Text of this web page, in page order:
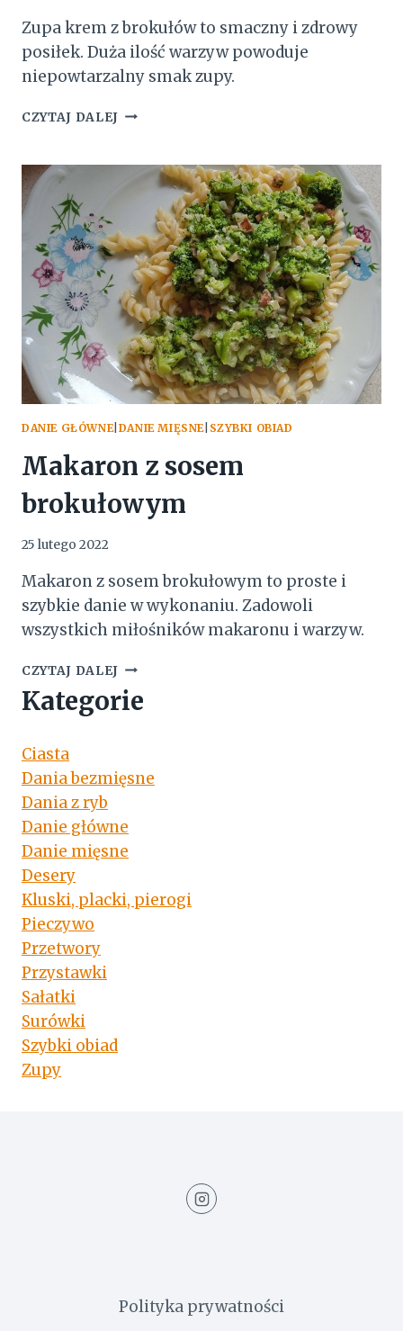
Zupa krem z brokułów to smaczny i zdrowy
posiłek. Duża ilość warzyw powoduje
niepowtarzalny smak zupy.
CZYTAJ DALEJ ZUPA
BOCZKIEM
WĘDZONYM
DANIE GŁÓWNE| DANIE MIĘSNE| SZYBKI OBIAD
Makaron z sosem
brokułowym
25 lutego 2022
Makaron z sosem brokułowym to proste i
szybkie danie w wykonaniu. Zadowoli
wszystkich miłośników makaronu i warzyw.
CZYTAJ DALEJ MAKARON
SOSEM
Kategorie
Ciasta
Dania bezmięsne
Dania z ryb
Danie główne
Danie mięsne
Desery
Kluski, placki, pierogi
Pieczywo
Przetwory
Przystawki
Sałatki
Surówki
Szybki obiad
Zupy
Polityka prywatności